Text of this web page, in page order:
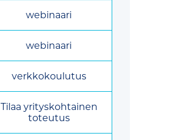
webinaari
webinaari
verkkokoulutus
Tilaa yrityskohtainen
toteutus